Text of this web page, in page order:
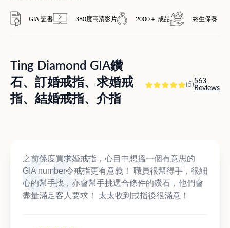
GIA 証書 360度高清影片 2000＋ 成品 終生保養
Ting Diamond GIA鑽
石、訂婚戒指、求婚戒
指、結婚戒指、介指
(5)563
Reviews
之前係度買求婚戒指，心目中想搵一個有意思的
GIA number令戒指更有意義！ 職員很幫得手，很細
心的幫手找，亦會幫手挑選合條件的鑽石，他們會
盡量滿足客人要求！ 太太收到戒指後很滿意！